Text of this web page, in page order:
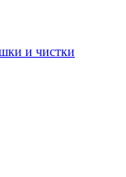
и чистки